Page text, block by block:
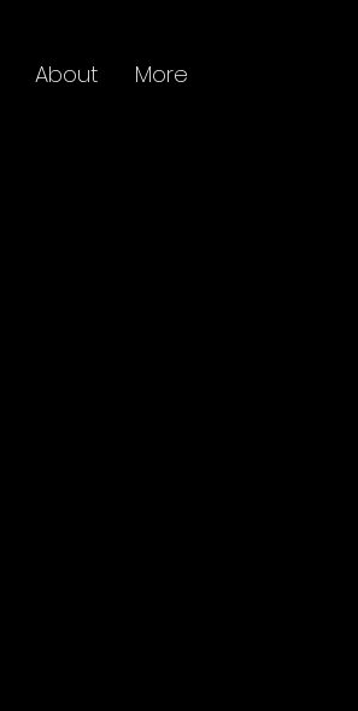
About More